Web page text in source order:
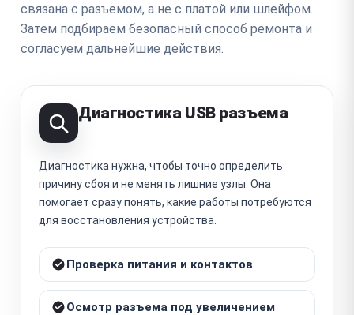
связана с разъемом, а не с платой или шлейфом.
Затем подбираем безопасный способ ремонта и
согласуем дальнейшие действия.
Диагностика USB разъема
Диагностика нужна, чтобы точно определить
причину сбоя и не менять лишние узлы. Она
помогает сразу понять, какие работы потребуются
для восстановления устройства.
Проверка питания и контактов
Осмотр разъема под увеличением